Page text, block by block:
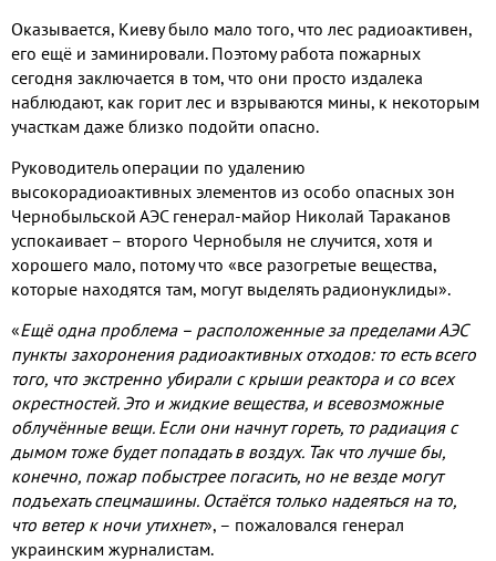
Оказывается, Киеву было мало того, что лес радиоактивен,
его ещё и заминировали. Поэтому работа пожарных
сегодня заключается в том, что они просто издалека
наблюдают, как горит лес и взрываются мины, к некоторым
участкам даже близко подойти опасно.
Руководитель операции по удалению
высокорадиоактивных элементов из особо опасных зон
Чернобыльской АЭС генерал-майор Николай Тараканов
успокаивает – второго Чернобыля не случится, хотя и
хорошего мало, потому что «все разогретые вещества,
которые находятся там, могут выделять радионуклиды».
«Ещё одна проблема – расположенные за пределами АЭС
пункты захоронения радиоактивных отходов: то есть всего
того, что экстренно убирали с крыши реактора и со всех
окрестностей. Это и жидкие вещества, и всевозможные
облучённые вещи. Если они начнут гореть, то радиация с
дымом тоже будет попадать в воздух. Так что лучше бы,
конечно, пожар побыстрее погасить, но не везде могут
подъехать спецмашины. Остаётся только надеяться на то,
что ветер к ночи утихнет», – пожаловался генерал
украинским журналистам.